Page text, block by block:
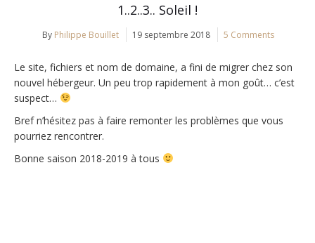
1..2..3.. Soleil !
By Philippe Bouillet 19 septembre 2018 5 Comments
Le site, fichiers et nom de domaine, a fini de migrer chez son
nouvel hébergeur. Un peu trop rapidement à mon goût… c’est
suspect…
Bref n’hésitez pas à faire remonter les problèmes que vous
pourriez rencontrer.
Bonne saison 2018-2019 à tous